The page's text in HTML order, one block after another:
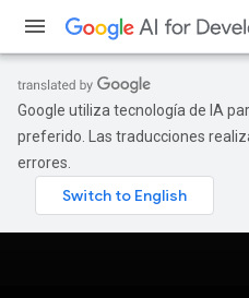
Google utiliza tecnología de IA
preferido. Las traducciones
errores.